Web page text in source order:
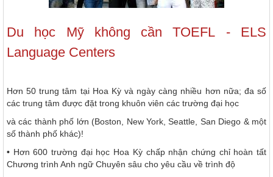
Du học Mỹkhông cần TOEFL - ELS
Language Centers
Hơn 50 trung tâm tại Hoa Kỳ và ngày càng nhiều hơn nữa; đa số
các trung tâm được đặt trong khuôn viên các trường đại học
và các thành phố lớn (Boston, New York, Seattle, San Diego & một
số thành phố khác)!
• Hơn 600 trường đại học Hoa Kỳ chấp nhận chứng chỉ hoàn tất
Chương trình Anh ngữ Chuyên sâu cho yêu cầu về trình độ